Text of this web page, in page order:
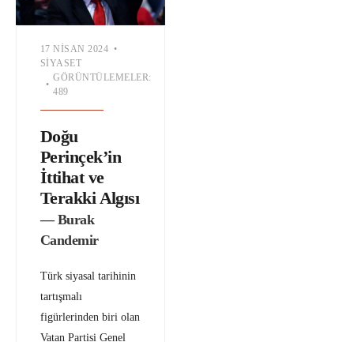
17 NISAN 2024 •
SIYASET
•
GÖRÜNTÜLEMELER:
489
Doğu
Perinçek’in
İttihat ve
Terakki Algısı
— Burak
Candemir
Türk siyasal tarihinin
tartışmalı
figürlerinden biri olan
Vatan Partisi Genel